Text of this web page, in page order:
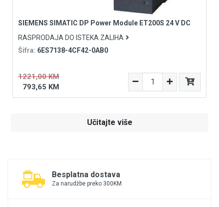
SIEMENS SIMATIC DP Power Module ET200S 24 V DC
RASPRODAJA DO ISTEKA ZALIHA
Šifra: 6ES7138-4CF42-0AB0
1221,00 KM
793,65 KM
Učitajte više
Besplatna dostava
Za narudžbe preko 300KM